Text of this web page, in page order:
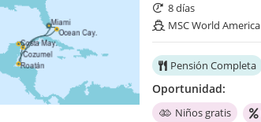
8 días
MSC World America
Pensión Completa
Oportunidad:
Niños gratis